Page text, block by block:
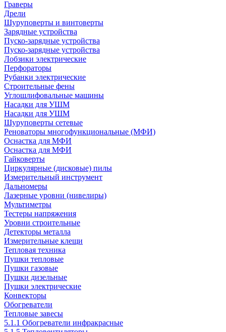
Граверы
Дрели
Шуруповерты и винтоверты
Зарядные устройства
Пуско-зарядные устройства
Пуско-зарядные устройства
Лобзики электрические
Перфораторы
Рубанки электрические
Строительные фены
Углошлифовальные машины
Насадки для УШМ
Насадки для УШМ
Шуруповерты сетевые
Реноваторы многофункциональные (МФИ)
Оснастка для МФИ
Оснастка для МФИ
Гайковерты
Циркулярные (дисковые) пилы
Измерительный инструмент
Дальномеры
Лазерные уровни (нивелиры)
Мультиметры
Тестеры напряжения
Уровни строительные
Детекторы металла
Измерительные клещи
Тепловая техника
Пушки тепловые
Пушки газовые
Пушки дизельные
Пушки электрические
Конвекторы
Обогреватели
Тепловые завесы
5.1.1 Обогреватели инфракрасные